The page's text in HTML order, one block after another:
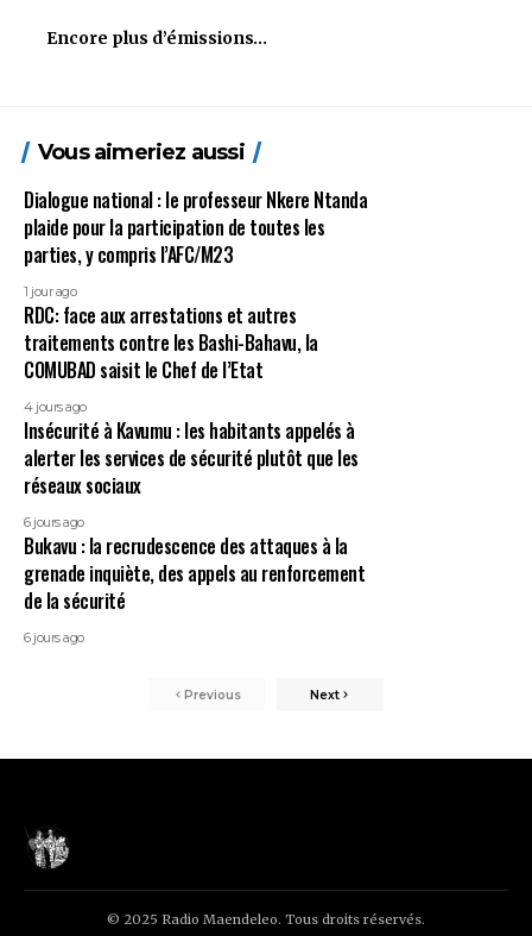
Encore plus d’émissions…
Vous aimeriez aussi
Dialogue national : le professeur Nkere Ntanda
plaide pour la participation de toutes les
parties, y compris l’AFC/M23
1 jour ago
RDC: face aux arrestations et autres
traitements contre les Bashi-Bahavu, la
COMUBAD saisit le Chef de l’Etat
4 jours ago
Insécurité à Kavumu : les habitants appelés à
alerter les services de sécurité plutôt que les
réseaux sociaux
6 jours ago
Bukavu : la recrudescence des attaques à la
grenade inquiète, des appels au renforcement
de la sécurité
6 jours ago
Previous Next
© 2025 Radio Maendeleo. Tous droits réservés.